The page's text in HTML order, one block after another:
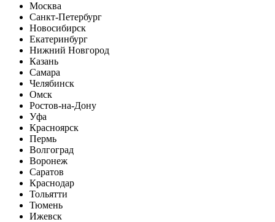
Москва
Санкт-Петербург
Новосибирск
Екатеринбург
Нижний Новгород
Казань
Самара
Челябинск
Омск
Ростов-на-Дону
Уфа
Красноярск
Пермь
Волгоград
Воронеж
Саратов
Краснодар
Тольятти
Тюмень
Ижевск